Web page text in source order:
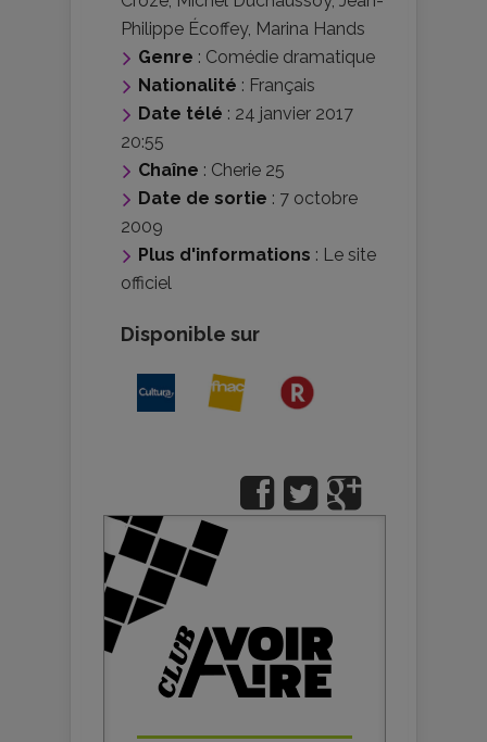
Philippe Écoffey, Marina Hands
Genre : Comédie dramatique
Nationalité : Français
Date télé : 24 janvier 2017
20:55
Chaîne : Cherie 25
Date de sortie : 7 octobre
2009
Plus d'informations : Le site
officiel
Disponible sur